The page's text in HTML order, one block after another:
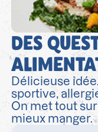
DES
Délicieuse
sportive,
On met tout
mieux manger.